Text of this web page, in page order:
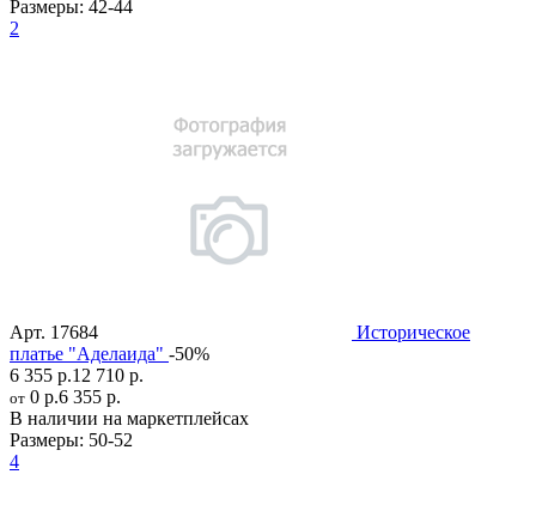
Размеры: 42-44
2
Арт. 17684
Историческое
платье "Аделаида" -50%
6 355 р.12 710 р.
от 0 р.6 355 р.
В наличии на маркетплейсах
Размеры: 50-52
4